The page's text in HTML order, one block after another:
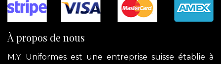
À propos de nous
M.Y. Uniformes est une entreprise suisse établie à